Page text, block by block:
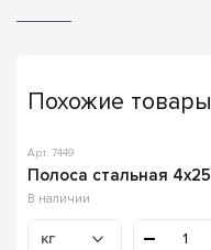
Похожие товары
Арт. 7449
Полоса стальная 4х25
В наличии
кг